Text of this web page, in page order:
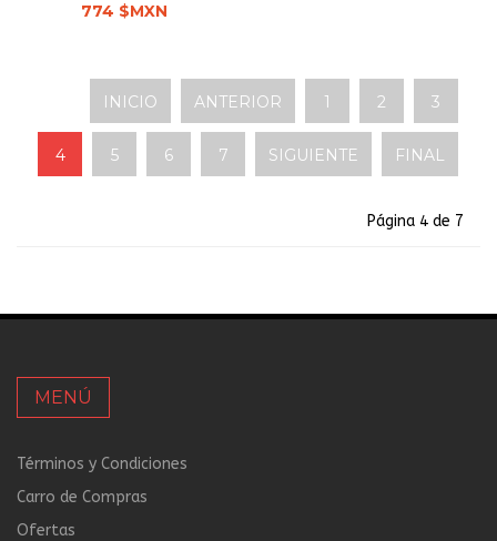
774 $MXN
INICIO ANTERIOR 1 2 3
4 5 6 7 SIGUIENTE FINAL
Página 4 de 7
MENÚ
Términos y Condiciones
Carro de Compras
Ofertas